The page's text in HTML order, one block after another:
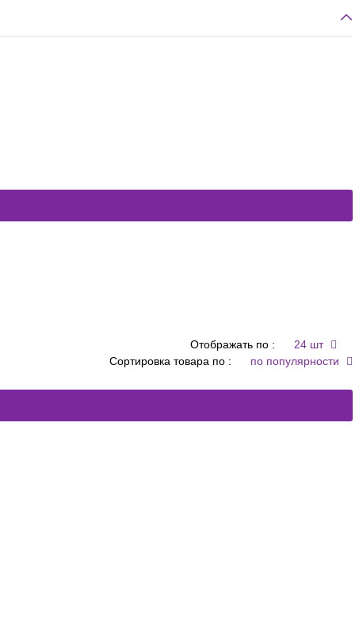
Отображать по :
24 шт
Сортировка товара по :
по популярности